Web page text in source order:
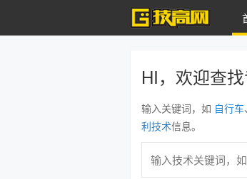
HI，欢迎查
输入关键词，如 自行车、
利技术信息。